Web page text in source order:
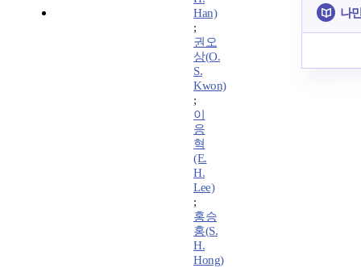
Han)
;
권오
상(O.
S.
Kwon)
;
이
응
혁
(E.
H.
Lee)
;
홍승
홍(S.
H.
Hong)
나